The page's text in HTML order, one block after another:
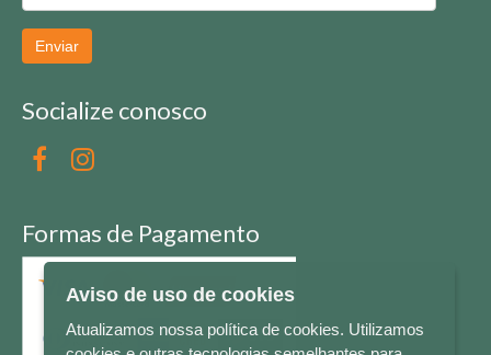
Enviar
Socialize conosco
Formas de Pagamento
Aviso de uso de cookies
Atualizamos nossa política de cookies. Utilizamos